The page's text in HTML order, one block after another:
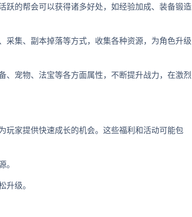
跃的帮会可以获得诸多好处，如经验加成、装备锻造
采集、副本掉落等方式，收集各种资源，为角色升级
宠物、法宝等各方面属性，不断提升战力，在激烈
玩家提供快速成长的机会。这些福利和活动可能包
级。